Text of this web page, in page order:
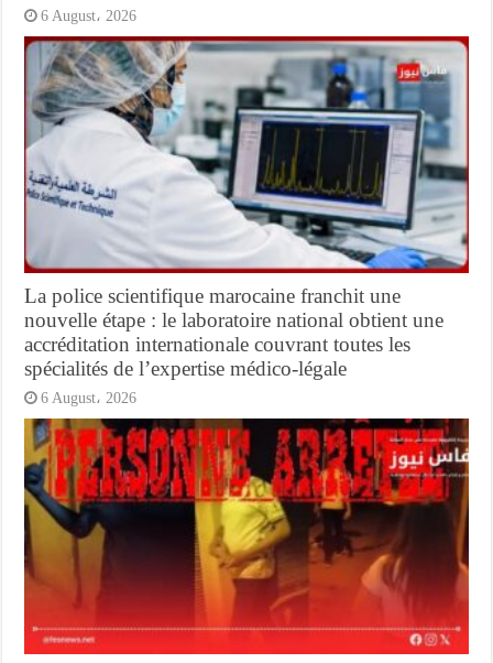
6 August، 2026
La police scientifique marocaine franchit une
nouvelle étape : le laboratoire national obtient une
accréditation internationale couvrant toutes les
spécialités de l’expertise médico-légale
6 August، 2026